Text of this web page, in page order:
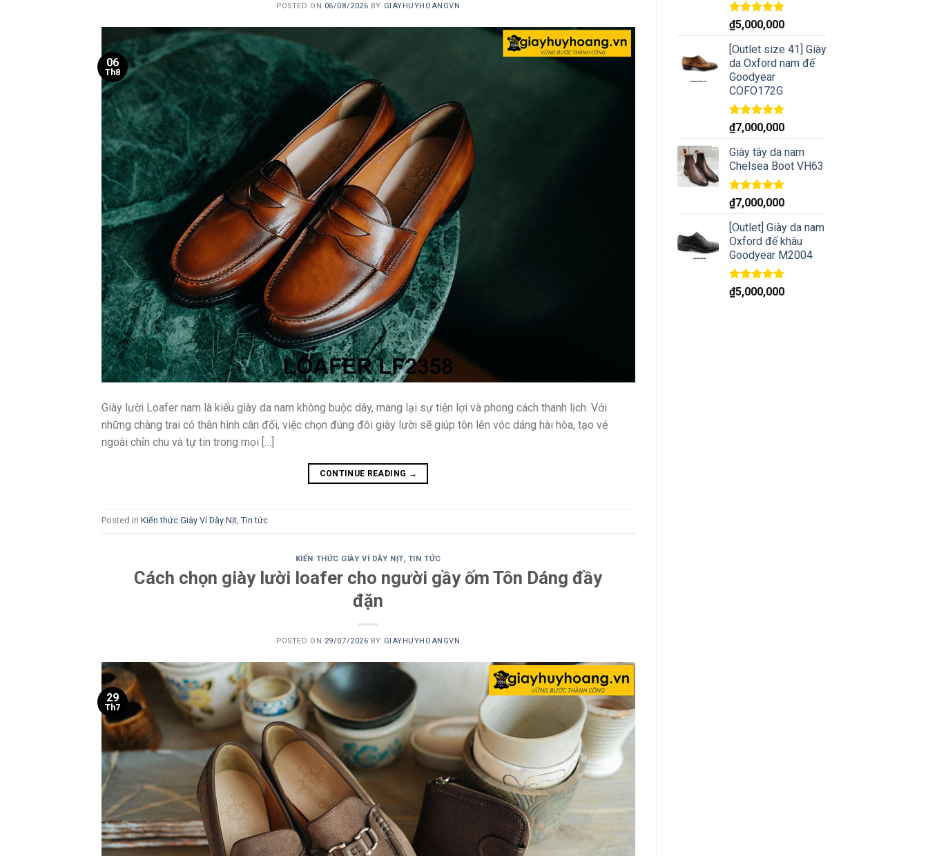
POSTED ON 06/08/2026 BY GIAYHUYHOANGVN
06
Th8
Giày lười Loafer nam là kiểu giày da nam không buộc dây, mang lại sự tiện lợi và phong cách thanh lịch. Với
những chàng trai có thân hình cân đối, việc chọn đúng đôi giày lười sẽ giúp tôn lên vóc dáng hài hòa, tạo vẻ
ngoài chỉn chu và tự tin trong mọi […]
CONTINUE READING →
Posted in Kiến thức Giày Ví Dây Nịt, Tin tức
KIẾN THỨC GIÀY VÍ DÂY NỊT, TIN TỨC
Cách chọn giày lười loafer cho người gầy ốm Tôn Dáng đầy
đặn
POSTED ON 29/07/2026 BY GIAYHUYHOANGVN
29
Th7
Rated5.00
out of 5
₫5,000,000
[Outlet size 41] Giày
da Oxford nam đế
Goodyear
COFO172G
Rated5.00
out of 5
₫7,000,000
Giày tây da nam
Chelsea Boot VH63
Rated5.00
out of 5
₫7,000,000
[Outlet] Giày da nam
Oxford đế khâu
Goodyear M2004
Rated5.00
out of 5
₫5,000,000